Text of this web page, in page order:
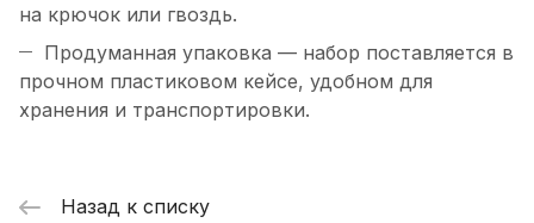
на крючок или гвоздь.
Продуманная упаковка — набор поставляется в
прочном пластиковом кейсе, удобном для
хранения и транспортировки.
Назад к списку